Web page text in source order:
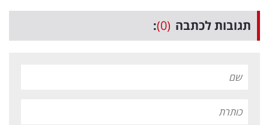
תגובות לכתבה (0)
: